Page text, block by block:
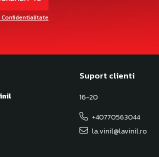
Suport clienti
16-20
+40770563044
la.vinil@lavinil.ro